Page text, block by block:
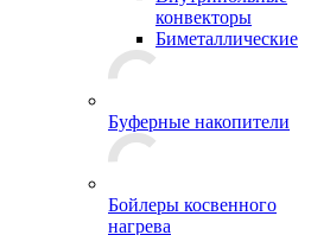
конвекторы
Биметаллические
Буферные накопители
Бойлеры косвенного
нагрева